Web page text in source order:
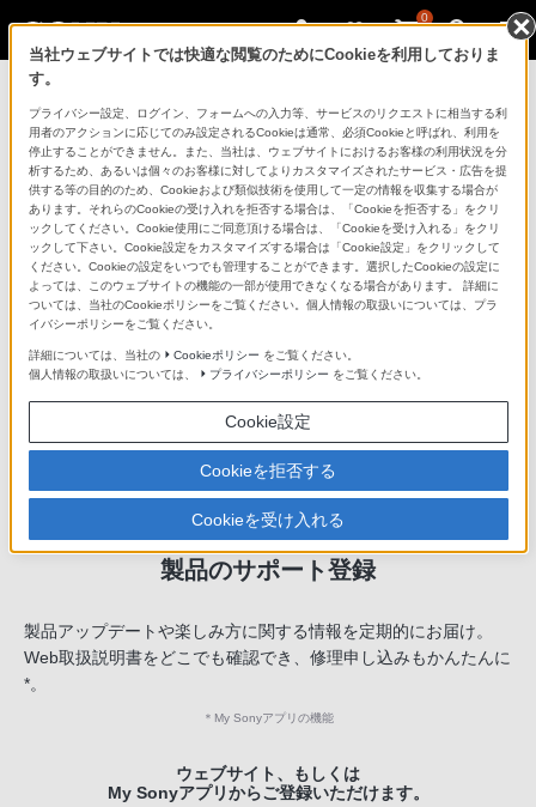
0
「できたらいいな」も
「安心」も
製品のサポート登録
製品アップデートや楽しみ方に関する情報を定期的にお届け。
Web取扱説明書をどこでも確認でき、修理申し込みもかんたんに
*。
＊ My Sonyアプリの機能
ウェブサイト、もしくは
My Sonyアプリからご登録いただけます。
当社ウェブサイトでは快適な閲覧のためにCookieを利用しておりま
す。
プライバシー設定、ログイン、フォームへの入力等、サービスのリクエストに相当する利
用者のアクションに応じてのみ設定されるCookieは通常、必須Cookieと呼ばれ、利用を
停止することができません。また、当社は、ウェブサイトにおけるお客様の利用状況を分
析するため、あるいは個々のお客様に対してよりカスタマイズされたサービス・広告を提
供する等の目的のため、Cookieおよび類似技術を使用して一定の情報を収集する場合が
あります。それらのCookieの受け入れを拒否する場合は、「Cookieを拒否する」をクリ
ックしてください。Cookie使用にご同意頂ける場合は、「Cookieを受け入れる」をクリ
ックして下さい。Cookie設定をカスタマイズする場合は「Cookie設定」をクリックして
ください。Cookieの設定をいつでも管理することができます。選択したCookieの設定に
よっては、このウェブサイトの機能の一部が使用できなくなる場合があります。 詳細に
ついては、当社のCookieポリシーをご覧ください。個人情報の取扱いについては、プラ
イバシーポリシーをご覧ください。
詳細については、当社の Cookieポリシー をご覧ください。
個人情報の取扱いについては、
プライバシーポリシー をご覧ください。
Cookie設定
Cookieを拒否する
Cookieを受け入れる